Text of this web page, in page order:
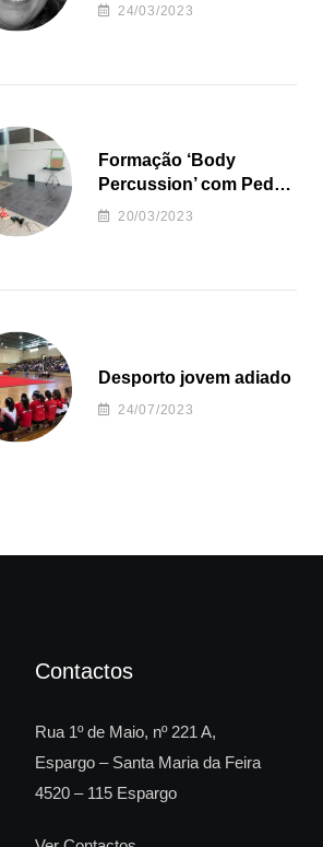
24/03/2023
Formação ‘Body
Percussion’ com Pedro
Almeida
20/03/2023
Desporto jovem adiado
24/07/2023
Contactos
Rua 1º de Maio, nº 221 A,
Espargo – Santa Maria da Feira
4520 – 115 Espargo